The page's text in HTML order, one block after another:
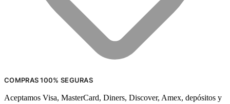
COMPRAS 100% SEGURAS
Aceptamos Visa, MasterCard, Diners, Discover, Amex, depósitos y